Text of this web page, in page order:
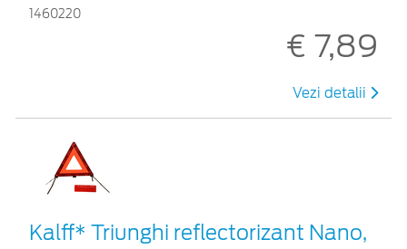
1460220
€ 7,89
Vezi detalii
Kalff* Triunghi reflectorizant Nano,